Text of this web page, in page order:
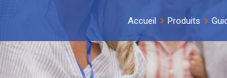
Accueil Produits